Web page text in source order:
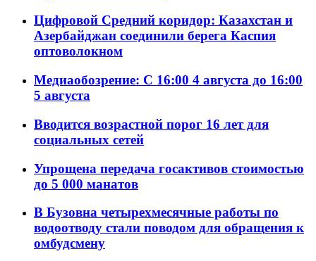
Цифровой Средний коридор: Казахстан и
Азербайджан соединили берега Каспия
оптоволокном
Медиаобозрение: С 16:00 4 августа до 16:00
5 августа
Вводится возрастной порог 16 лет для
социальных сетей
Упрощена передача госактивов стоимостью
до 5 000 манатов
В Бузовна четырехмесячные работы по
водоотводу стали поводом для обращения к
омбудсмену